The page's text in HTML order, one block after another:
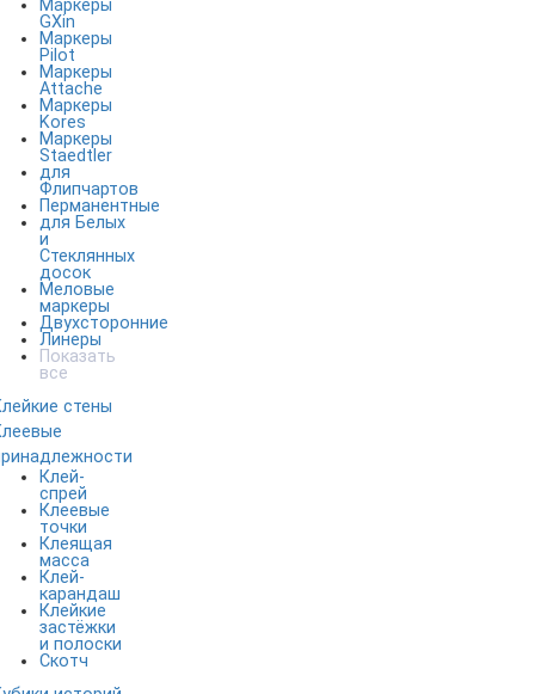
Маркеры
GXin
Маркеры
Pilot
Маркеры
Attache
Маркеры
Kores
Маркеры
Staedtler
для
Флипчартов
Перманентные
для Белых
и
Стеклянных
досок
Меловые
маркеры
Двухсторонние
Линеры
Показать
все
стены
Клей-
спрей
Клеевые
точки
Клеящая
масса
Клей-
карандаш
Клейкие
застёжки
и полоски
Скотч